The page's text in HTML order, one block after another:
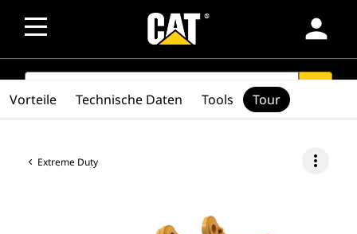
person
SEARCH
Extreme Duty more_vert
Vorteile Technische Daten Tools Tour